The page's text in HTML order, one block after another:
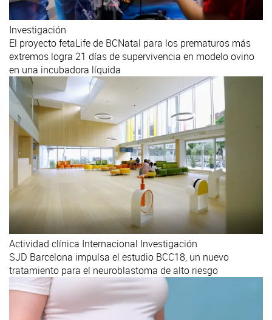
Investigación
El proyecto fetaLife de BCNatal para los prematuros más
extremos logra 21 días de supervivencia en modelo ovino
en una incubadora líquida
Actividad clínica Internacional Investigación
SJD Barcelona impulsa el estudio BCC18, un nuevo
tratamiento para el neuroblastoma de alto riesgo